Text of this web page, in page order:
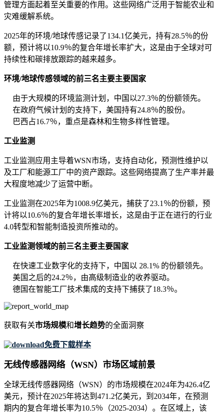
管理方面起着至关重要的作用。这些网络广泛用于智能农业和
灾难缓解系统。
2025年的环境/地球传感记录了134.1亿美元，持有28.5％的份
额，预计将以10.9％的复合年增长率扩大，这是由于全球对可
持续性和碳排放跟踪的越来越多。
环境/地球传感领域的前三名主要主要国家
由于大规模的环境监测计划，中国以27.3％的份额领先。
在政府气候计划的支持下，美国持有24.8％的股份。
巴西占16.7％，重点是森林和生物多样性管理。
工业监测
工业监测应用主导着WSN市场，支持自动化，预测性维护以
及工厂和能源工厂中的资产跟踪。这些网络提高了生产率并最
大程度地减少了运营中断。
工业监测在2025年为1008.9亿美元，捕获了23.1％的份额，预
计将以10.6％的复合年增长率增长，这是由于正在进行的行业
4.0转型和智能制造投资所推动的。
工业监测领域的前三名主要主要国家
在快速工业数字化的支持下，中国以 28.1% 的份额领先。
美国之后的24.2％，由高级制造业的收养驱动。
德国在智能工厂技术集成的支持下捕获了18.3％。
获取有关市场规模和增长趋势的全面洞察
免费下载样本
无线传感器网络（WSN）市场区域前景
全球无线传感器网络（WSN）的市场规模在2024年为426.4亿
美元，预计在2025年将达到471.2亿美元，到2034年，在预测
期内的复合年增长率为10.5％（2025-2034）。在区域上，该